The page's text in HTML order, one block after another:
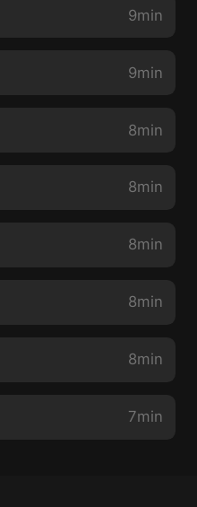
9min
9min
8min
8min
8min
8min
8min
7min